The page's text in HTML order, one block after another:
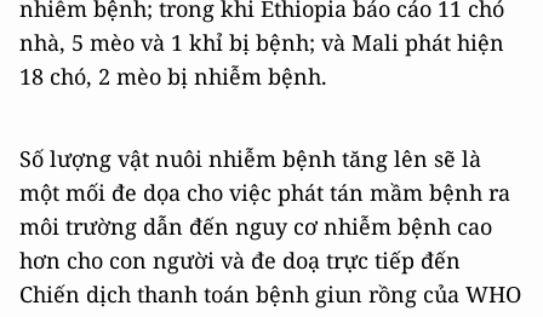
nhiễm bệnh; trong khi Ethiopia báo cáo 11 chó
nhà, 5 mèo và 1 khỉ bị bệnh; và Mali phát hiện
18 chó, 2 mèo bị nhiễm bệnh.
Số lượng vật nuôi nhiễm bệnh tăng lên sẽ là
một mối đe dọa cho việc phát tán mầm bệnh ra
môi trường dẫn đến nguy cơ nhiễm bệnh cao
hơn cho con người và đe doạ trực tiếp đến
Chiến dịch thanh toán bệnh giun rồng của WHO